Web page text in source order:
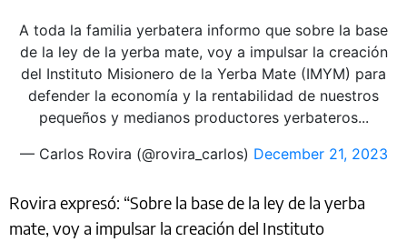
A toda la familia yerbatera informo que sobre la base
de la ley de la yerba mate, voy a impulsar la creación
del Instituto Misionero de la Yerba Mate (IMYM) para
defender la economía y la rentabilidad de nuestros
pequeños y medianos productores yerbateros...
— Carlos Rovira (@rovira_carlos) December 21, 2023
Rovira expresó: “Sobre la base de la ley de la yerba
mate, voy a impulsar la creación del Instituto